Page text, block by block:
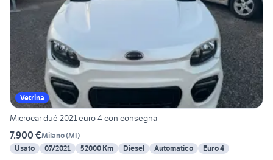
Vetrina
Microcar dué 2021 euro 4 con consegna
7.900 €Milano(MI)
Usato
07/2021 52000 Km Diesel Automatico
Euro 4